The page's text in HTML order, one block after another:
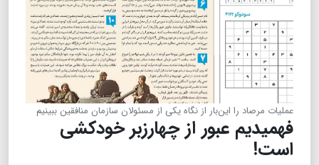
عملیات مرصاد را این‌بار از نگاه یکی از مسئولان سازمان منافقین ببینیم
فهمیدیم عبور از چهارزبر خودکشی
است!